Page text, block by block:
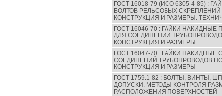
ГОСТ 16018-79 (ИСО 6305-4-85) :
БОЛТОВ РЕЛЬСОВЫХ
КОНСТРУКЦИЯ И РАЗМЕРЫ.
ГОСТ 16046-70 : ГАЙКИ
ДЛЯ СОЕДИНЕНИЙ
КОНСТРУКЦИЯ И РАЗМЕРЫ
ГОСТ 16047-70 : ГАЙКИ
СОЕДИНЕНИЙ ТРУБОПРОВОДОВ
КОНСТРУКЦИЯ И РАЗМЕРЫ
ГОСТ 1759.1-82 : БОЛТЫ, ВИНТЫ,
ДОПУСКИ. МЕТОДЫ КОНТРОЛЯ
РАСПОЛОЖЕНИЯ ПОВЕРХНОСТЕЙ